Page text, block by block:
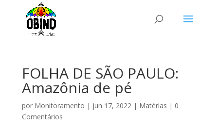
FOLHA DE SÃO PAULO:
Amazônia de pé
por Monitoramento | jun 17, 2022| Matérias | 0
Comentários